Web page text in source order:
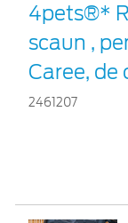
4pets®*
scaun ,
Caree, de
2461207